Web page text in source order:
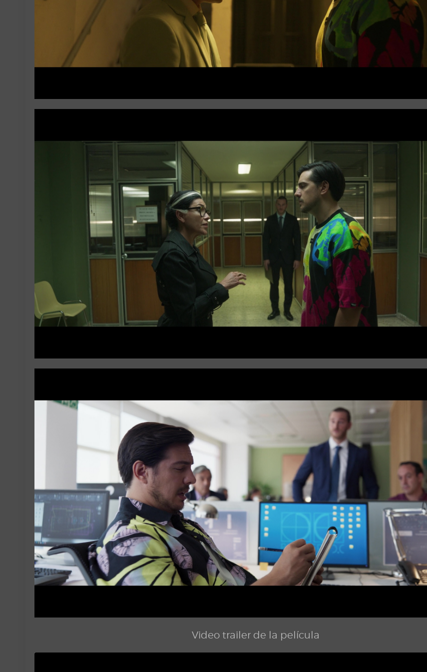
Video trailer de la película